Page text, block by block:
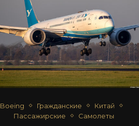
Boeing Гражданские
Китай
Пассажирские
Самолеты